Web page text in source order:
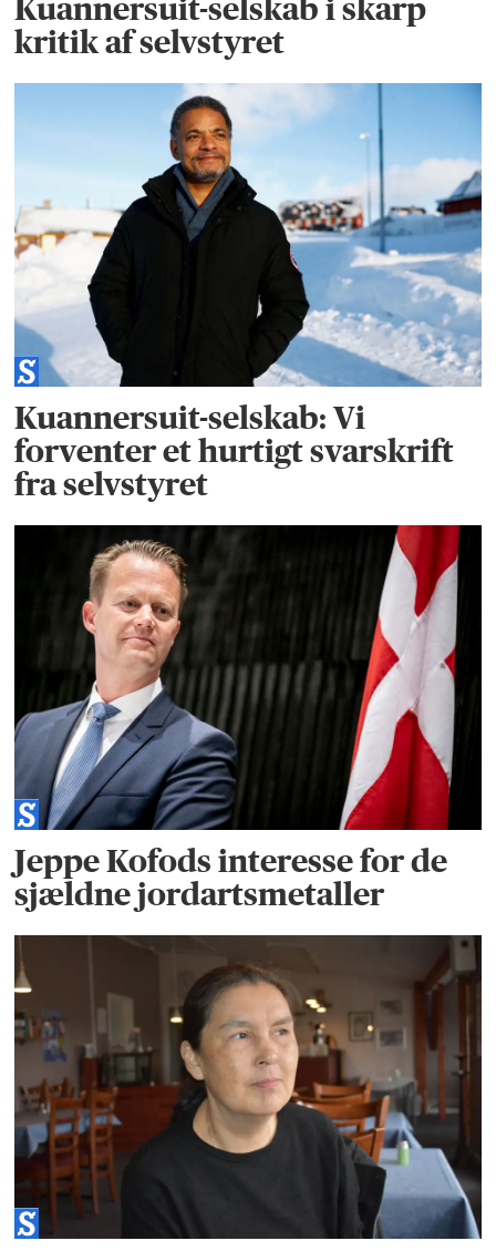
Kuannersuit-selskab i skarp
kritik af selvstyret
Kuannersuit-selskab: Vi
forventer et hurtigt svarskrift
fra selvstyret
Jeppe Kofods interesse for de
sjældne jordartsmetaller